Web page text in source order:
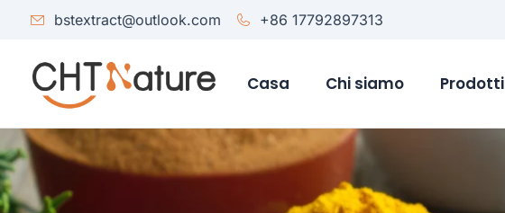
bstextract@outlook.com +86 17792897313
Casa Chi siamo Prodotti